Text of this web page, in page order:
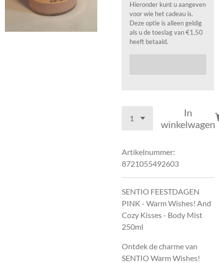
Hieronder kunt u aangeven
voor wie het cadeau is.
Deze optie is alleen geldig
als u de toeslag van €1,50
heeft betaald.
In
winkelwagen
Artikelnummer:
8721055492603
SENTIO FEESTDAGEN
PINK - Warm Wishes! And
Cozy Kisses - Body Mist
250ml
Ontdek de charme van
SENTIO Warm Wishes!